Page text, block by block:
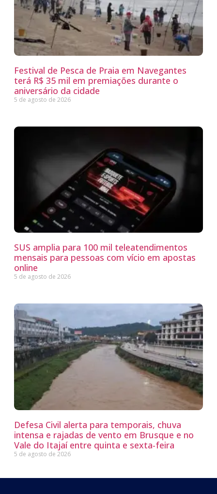
Festival de Pesca de Praia em Navegantes
terá R$ 35 mil em premiações durante o
aniversário da cidade
5 de agosto de 2026
SUS amplia para 100 mil teleatendimentos
mensais para pessoas com vício em apostas
online
5 de agosto de 2026
Defesa Civil alerta para temporais, chuva
intensa e rajadas de vento em Brusque e no
Vale do Itajaí entre quinta e sexta-feira
5 de agosto de 2026